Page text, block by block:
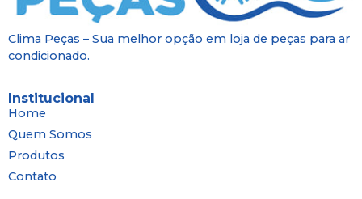
Clima Peças – Sua melhor opção em loja de peças para ar
condicionado.
Institucional
Home
Quem Somos
Produtos
Contato